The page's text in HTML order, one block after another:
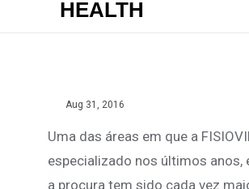
HEALTH
Aug 31, 2016
Uma das áreas em que a
especializado nos últimos anos,
a procura tem sido cada vez